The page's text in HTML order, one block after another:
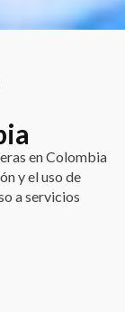
en Colombia
y el uso de
a servicios